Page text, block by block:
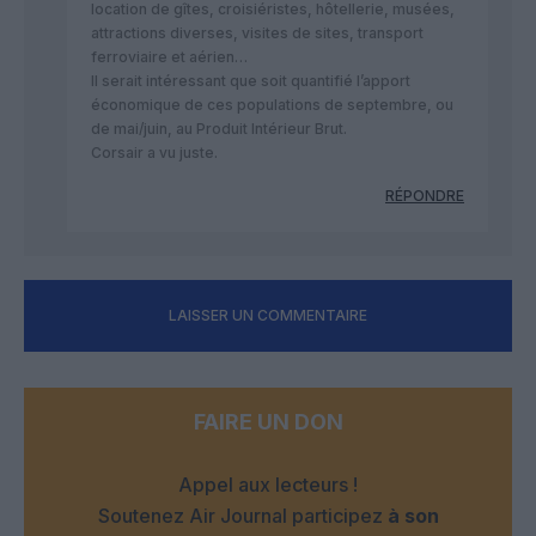
location de gîtes, croisiéristes, hôtellerie, musées,
attractions diverses, visites de sites, transport
ferroviaire et aérien…
Il serait intéressant que soit quantifié l’apport
économique de ces populations de septembre, ou
de mai/juin, au Produit Intérieur Brut.
Corsair a vu juste.
RÉPONDRE
LAISSER UN COMMENTAIRE
FAIRE UN DON
Appel aux lecteurs !
Soutenez Air Journal participez à son